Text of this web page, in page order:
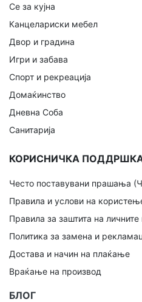
Се за кујна
Канцелариски мебел
Двор и градина
Игри и забава
Спорт и рекреација
Домаќинство
Дневна Соба
Санитарија
КОРИСНИЧКА
Често поставувани прашања
Правила и услови на
Правила за заштита на личните
Политика за замена и
Достава и начин на плаќање
Враќање на производ
БЛОГ